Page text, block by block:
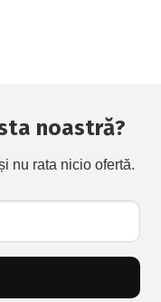
noastră?
nu rata nicio ofertă.